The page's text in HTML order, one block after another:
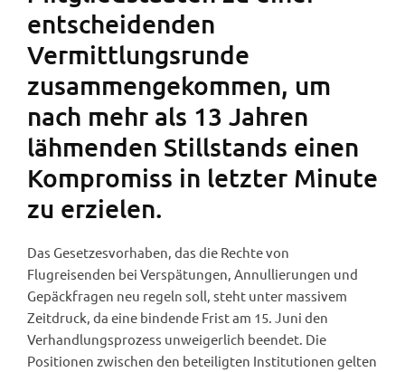
entscheidenden
Vermittlungsrunde
zusammengekommen, um
nach mehr als 13 Jahren
lähmenden Stillstands einen
Kompromiss in letzter Minute
zu erzielen.
Das Gesetzesvorhaben, das die Rechte von
Flugreisenden bei Verspätungen, Annullierungen und
Gepäckfragen neu regeln soll, steht unter massivem
Zeitdruck, da eine bindende Frist am 15. Juni den
Verhandlungsprozess unweigerlich beendet. Die
Positionen zwischen den beteiligten Institutionen gelten